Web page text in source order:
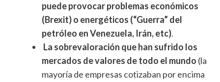
puede provocar problemas económicos
(Brexit) o energéticos (“Guerra” del
petróleo en Venezuela, Irán, etc).
La sobrevaloración que han sufrido los
mercados de valores de todo el mundo (la
mayoría de empresas cotizaban por encima